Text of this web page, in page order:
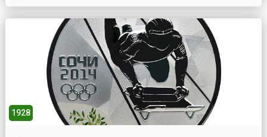
Олимпийские игры (англ. II Olympic Winter Games). В
464 участников — 26 женщин. 14 комплектов наград
1928